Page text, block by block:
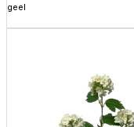
geel
Meer informatie